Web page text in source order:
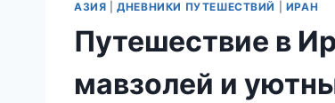
АЗИЯ |ДНЕВНИКИ ПУТЕШЕСТВИЙ ИРАН
Путешествие в
мавзолей и